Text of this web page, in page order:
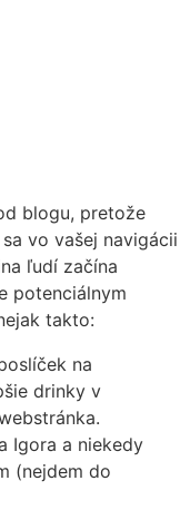
blogu, pretože
vo vašej navigácii
ľudí začína
potenciálnym
takto:
na
drinky v
Igora a niekedy
(nejdem do